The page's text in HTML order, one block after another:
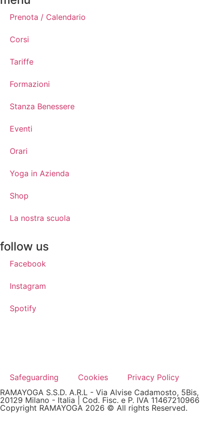
Prenota / Calendario
Corsi
Tariffe
Formazioni
Stanza Benessere
Eventi
Orari
Yoga in Azienda
Shop
La nostra scuola
follow us
Facebook
Instagram
Spotify
Safeguarding Cookies
Privacy Policy
RAMAYOGA S.S.D. A.R.L - Via Alvise Cadamosto, 5Bis,
20129 Milano - Italia | Cod. Fisc. e P. IVA 11467210966
Copyright RAMAYOGA 2026 © All rights Reserved.